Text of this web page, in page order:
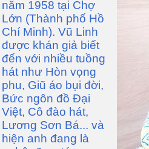
năm 1958 tại Chợ
Lớn (Thành phố Hồ
Chí Minh). Vũ Linh
được khán giả biết
đến với nhiều tuồng
hát như Hòn vọng
phu, Giũ áo bụi đời,
Bức ngôn đồ Đại
Việt, Cô đào hát,
Lương Sơn Bá... và
hiện anh đang là